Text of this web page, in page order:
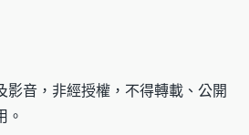
影音，非經授權，不得轉載、公開
。